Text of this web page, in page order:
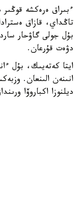
ءبىراق ەرەكشە
تاڭداي، قازاق
بۇل جولى گاۋحار
دۋەت قۇرعان.
ايتا كەتەيىك، بۇل
انىنەن الىنعان.
ديلنوزا اكباروۆا